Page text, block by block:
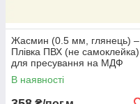
Жасмин (0.5 мм, глянець) ‒
Плівка ПВХ (не самоклейка)
для пресування на МДФ
В наявності